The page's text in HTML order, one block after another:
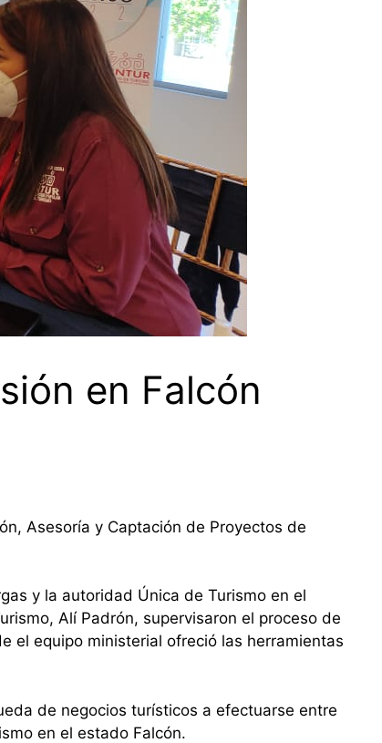
en Falcón
Asesoría y Captación de Proyectos de
y la autoridad Única de Turismo en el
Alí Padrón, supervisaron el proceso de
el equipo ministerial ofreció las herramientas
de negocios turísticos a efectuarse entre
en el estado Falcón.